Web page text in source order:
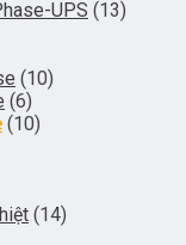
UPS (13)
(10)
(6)
(10)
(14)